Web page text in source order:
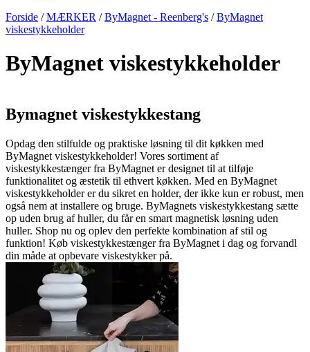
Forside /MÆRKER /ByMagnet - Reenberg's /ByMagnet
viskestykkeholder
ByMagnet viskestykkeholder
Bymagnet viskestykkestang
Opdag den stilfulde og praktiske løsning til dit køkken med
ByMagnet viskestykkeholder! Vores sortiment af
viskestykkestænger fra ByMagnet er designet til at tilføje
funktionalitet og æstetik til ethvert køkken. Med en ByMagnet
viskestykkeholder er du sikret en holder, der ikke kun er robust, men
også nem at installere og bruge. ByMagnets viskestykkestang sætte
op uden brug af huller, du får en smart magnetisk løsning uden
huller. Shop nu og oplev den perfekte kombination af stil og
funktion! Køb viskestykkestænger fra ByMagnet i dag og forvandl
din måde at opbevare viskestykker på.